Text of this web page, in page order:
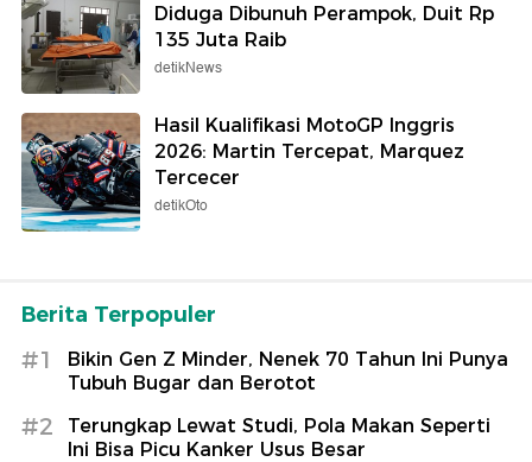
Diduga Dibunuh Perampok, Duit Rp
135 Juta Raib
detikNews
Hasil Kualifikasi MotoGP Inggris
2026: Martin Tercepat, Marquez
Tercecer
detikOto
Berita Terpopuler
#1
Bikin Gen Z Minder, Nenek 70 Tahun Ini Punya
Tubuh Bugar dan Berotot
#2
Terungkap Lewat Studi, Pola Makan Seperti
Ini Bisa Picu Kanker Usus Besar